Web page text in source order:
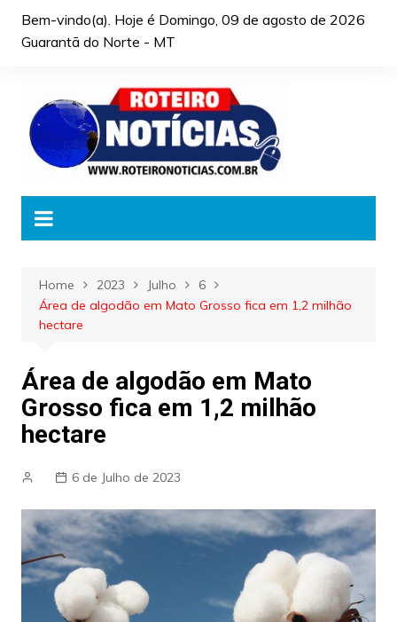
Bem-vindo(a). Hoje é Domingo, 09 de agosto de 2026
Guarantã do Norte - MT
Home 2023 Julho
6
Área de algodão em Mato Grosso fica em 1,2 milhão
hectare
Área de algodão em Mato
Grosso fica em 1,2 milhão
hectare
6 de Julho de 2023